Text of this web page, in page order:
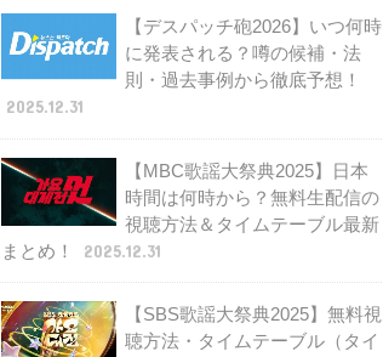
【デスパッチ砲2026】いつ何時
に発表される？噂の候補・法
則・過去事例から徹底予想！
2025.12.31
【MBC歌謡大祭典2025】日本
時間は何時から？無料生配信の
視聴方法＆タイムテーブル最新
まとめ！
2025.12.31
【SBS歌謡大祭典2025】無料視
聴方法・タイムテーブル（タイ